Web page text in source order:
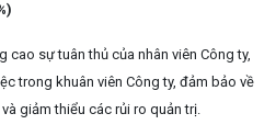
cao sự tuân thủ của nhân viên Công ty,
trong khuân viên Công ty, đảm bảo về
giảm thiểu các rủi ro quản trị.